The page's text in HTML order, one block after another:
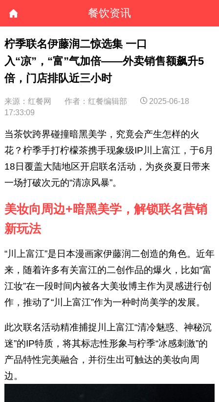
餐饮资讯
柠季联名伊藤润二惊选集 一口
入“凉”，“富”气加倍——外卖销售额飙升5
倍，门店排队近三小时
来源：红餐网 作者：红餐编辑部
2025-06-18
17:33:09
当茶饮跨界碰撞暗黑美学，究竟会产生怎样的火
花？柠季手打柠檬茶携手现象级IP川上富江，于6月
18日覆盖大陆地区开启联名活动，为炎炎夏日带来
一场打破次元的“清凉风暴”。
美妆向周边+暗黑美学，解锁联名营销
新玩法
“川上富江”是日本漫画家伊藤润二创造的角色。近年
来，随着许多有关富江的二创作品的爆火，比如“富
江妆”在一段时间内被各大美妆博主作为灵感进行创
作，推动了“川上富江”作为一种时尚美学的发展。
此次联名活动精准捕捉川上富江“清冷魅惑、神秘沉
迷”的IP特质，将其标志性形象与柠季“冰感刺激”的
产品特性完美融合，并衍生出可触达的美妆向周
边。